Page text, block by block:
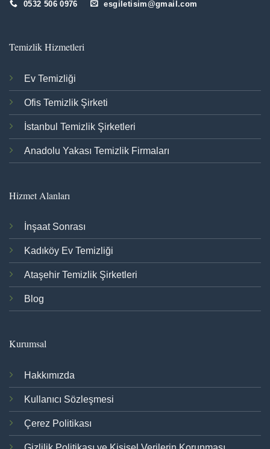
0532 506 0976 esgiletisim@gmail.com
Temizlik Hizmetleri
Ev Temizliği
Ofis Temizlik Şirketi
İstanbul Temizlik Şirketleri
Anadolu Yakası Temizlik Firmaları
Hizmet Alanları
İnşaat Sonrası
Kadıköy Ev Temizliği
Ataşehir Temizlik Şirketleri
Blog
Kurumsal
Hakkımızda
Kullanıcı Sözleşmesi
Çerez Politikası